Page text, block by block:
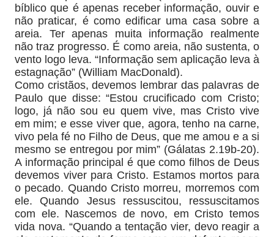
bíblico que é apenas receber informação, ouvir e
não praticar, é como edificar uma casa sobre a
areia. Ter apenas muita informação realmente
não traz progresso. É como areia, não sustenta, o
vento logo leva. “Informação sem aplicação leva à
estagnação” (William MacDonald).
Como cristãos, devemos lembrar das palavras de
Paulo que disse: “Estou crucificado com Cristo;
logo, já não sou eu quem vive, mas Cristo vive
em mim; e esse viver que, agora, tenho na carne,
vivo pela fé no Filho de Deus, que me amou e a si
mesmo se entregou por mim” (Gálatas 2.19b-20).
A informação principal é que como filhos de Deus
devemos viver para Cristo. Estamos mortos para
o pecado. Quando Cristo morreu, morremos com
ele. Quando Jesus ressuscitou, ressuscitamos
com ele. Nascemos de novo, em Cristo temos
vida nova. “Quando a tentação vier, devo reagir a